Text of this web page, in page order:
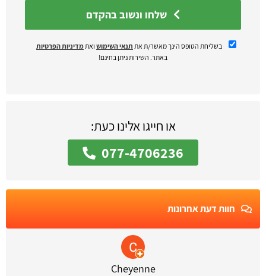
בשליחת הטופס הינך מאשר/ת את תנאי השימוש ואת מדיניות הפרטיות
באתר. השירות ניתן בחינם!
או חייגו אלינו כעת:
077-4706236
חוות דעת אחרונות
Cheyenne